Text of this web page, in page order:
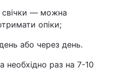
свічки — можна
опіки;
або через день.
необхідно раз на 7-10